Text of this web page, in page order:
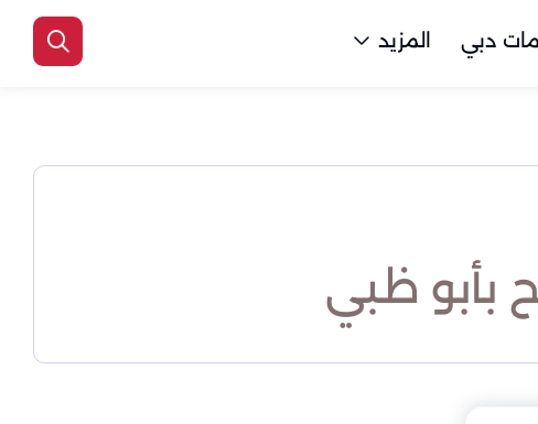
دبي المزيد
ظبي